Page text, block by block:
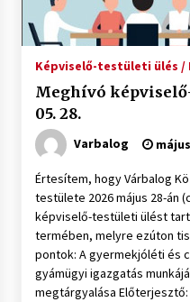
Képviselő-testületi ülés /
Meghívó
05. 28.
Varbalog május
Értesítem, hogy Várbalog
testülete 2026 május 28-án
képviselő-testületi ülést
termében, melyre ezúton
pontok: A gyermekjóléti és
gyámügyi igazgatás
megtárgyalása